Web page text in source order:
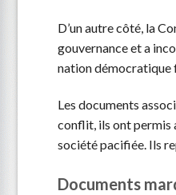
D’un autre côté, la
gouvernance et a
nation démocratique
Les documents
conflit, ils ont permis
société pacifiée. Ils
Documents